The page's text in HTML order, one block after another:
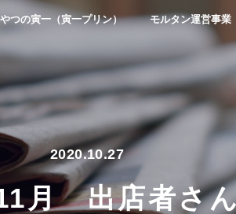
つの寅一（寅一プリン） モルタン運営事業
2020.10.27
月 出店者さ